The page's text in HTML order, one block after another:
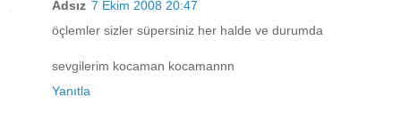
Adsız 7 Ekim 2008 20:47
öçlemler sizler süpersiniz her halde ve durumda
sevgilerim kocaman kocamannn
Yanıtla